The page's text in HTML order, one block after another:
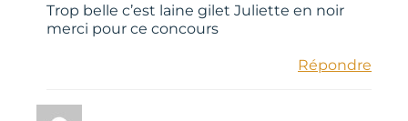
Trop belle c’est laine gilet Juliette en noir
merci pour ce concours
Répondre